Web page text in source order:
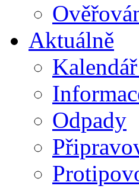
Aktuálně
Odpady